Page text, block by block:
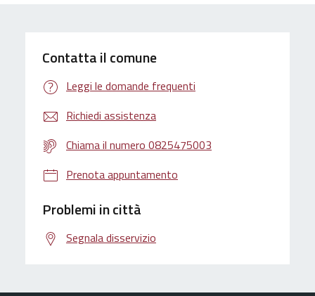
Contatta il comune
Leggi le domande frequenti
Richiedi assistenza
Chiama il numero 0825475003
Prenota appuntamento
Problemi in città
Segnala disservizio